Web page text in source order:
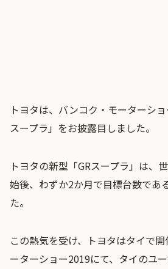
トヨタは、バンコク・モーターシ
スープラ」をお披露目しました。
トヨタの新型「GRスープラ」は、
始後、わずか2か月で目標台数であ
た。
この熱気を受け、トヨタはタイで
ーターショー2019にて、タイのユ